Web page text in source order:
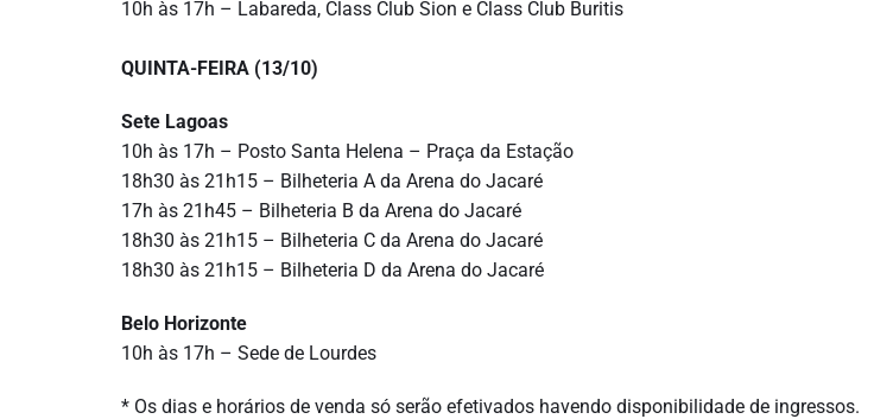
10h às 17h – Labareda, Class Club Sion e Class Club Buritis
QUINTA-FEIRA (13/10)
Sete Lagoas
10h às 17h – Posto Santa Helena – Praça da Estação
18h30 às 21h15 – Bilheteria A da Arena do Jacaré
17h às 21h45 – Bilheteria B da Arena do Jacaré
18h30 às 21h15 – Bilheteria C da Arena do Jacaré
18h30 às 21h15 – Bilheteria D da Arena do Jacaré
Belo Horizonte
10h às 17h – Sede de Lourdes
* Os dias e horários de venda só serão efetivados havendo disponibilidade de ingressos.